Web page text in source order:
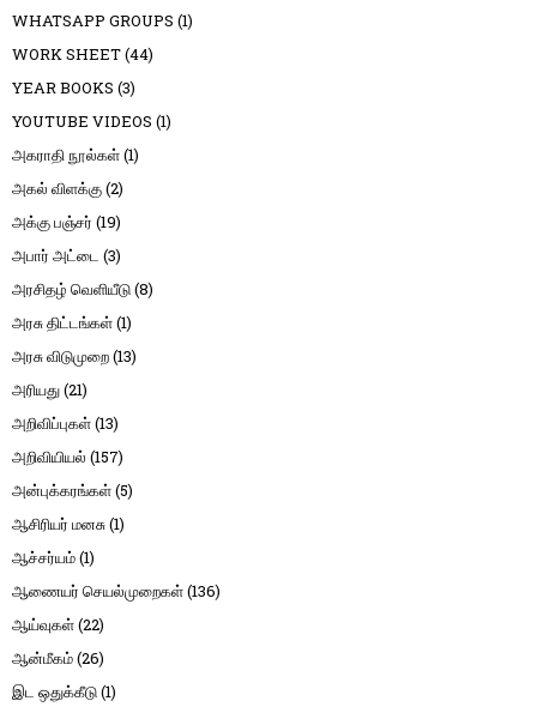
WHATSAPP GROUPS (1)
WORK SHEET(44)
YEAR BOOKS (3)
YOUTUBE VIDEOS (1)
அகராதி நூல்கள்(1)
அகல் விளக்கு(2)
அக்கு பஞ்சர் (19)
அபார் அட்டை (3)
அரசிதழ் வெளியீடு(8)
அரசு திட்டங்கள்(1)
அரசு விடுமுறை(13)
அரியது(21)
அறிவிப்புகள்(13)
அறிவியியல் (157)
அன்புக்கரங்கள்(5)
ஆசிரியர் மனசு(1)
ஆச்சர்யம்(1)
ஆணையர் செயல்முறைகள்(136)
ஆய்வுகள்(22)
ஆன்மீகம்(26)
இட ஒதுக்கீடு(1)